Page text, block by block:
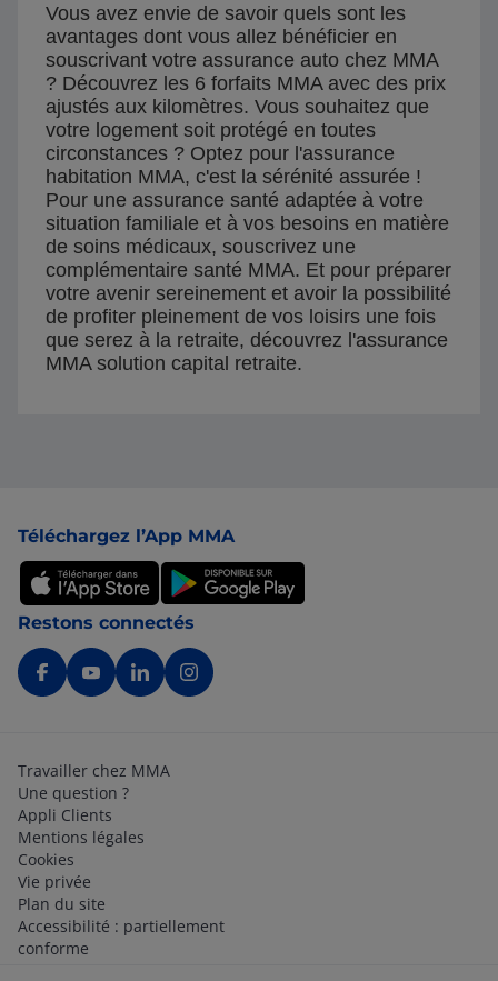
Vous avez envie de savoir quels sont les
avantages dont vous allez bénéficier en
souscrivant votre assurance auto chez MMA
? Découvrez les 6 forfaits MMA avec des prix
ajustés aux kilomètres. Vous souhaitez que
votre logement soit protégé en toutes
circonstances ? Optez pour l'assurance
habitation MMA, c'est la sérénité assurée !
Pour une assurance santé adaptée à votre
situation familiale et à vos besoins en matière
de soins médicaux, souscrivez une
complémentaire santé MMA. Et pour préparer
votre avenir sereinement et avoir la possibilité
de profiter pleinement de vos loisirs une fois
que serez à la retraite, découvrez l'assurance
MMA solution capital retraite.
Téléchargez l’App MMA
Restons connectés
Travailler chez MMA
Une question ?
Appli Clients
Mentions légales
Cookies
Vie privée
Plan du site
Accessibilité : partiellement
conforme